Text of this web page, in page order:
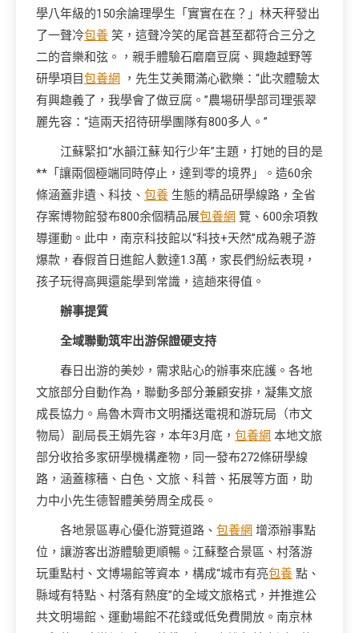
學八年級的150余論理學生「實實在在？」林天秤發出
了一聲冷包養 笑，這聲冷笑的尾音甚至都符合三分之
二的音樂和弦。，親手體驗石磨磨豆腐、興趣越野等
研學項目包養網
，先生艾美爾滿心歡樂：“此次體驗太
有興趣義了，我學會了做豆腐。”農場研學部司理張翠
麗先容：“這兩天招待研學團隊有800多人。”
江蘇緊扣“水韻江蘇·知行少年”主題，打她的目的是
**「讓兩個極端同時停止，達到零的境界」。造60余
條涵蓋非遺、科技、 包養 生態的精品研學線路，全省
存案博物館發布800余個精品展包養網 覽、600余項教
導運動。此中，南京科技館以“科技+天然”成為親子游
爆款，春假首日進館人數達1.3萬，家長們紛紜表現，
孩子玩得高興還能學到常識，這趟來得值。
辦事提質
全域聯動筑牢出游保證硬支持
春日出游的美妙，需求貼心的辦事來庇護。各地
文旅部分自動作為，聯動多部分兼顧安排，凝集文旅
成長協力。烏魯木齊市文明播送電視和游玩局（市文
物局）副局長王娟先容，本年3月底， 包養網 本地文旅
部分收拾多家研學機構產物，同一發布272條研學線
路，涵蓋稼穡、白色、文旅、科普、拓展等方面，助
力中小先生德智體美勞周全成長。
各地景區專心優化游覽道路、 包養網 增添辦事點
位，讓游客出游體驗更順暢。江蘇整合景區、村落游
玩重點村、文博場館等資本，構成“城市有亮包養 點、
縣域有特點、村落有熱度”的全域文旅格式，并推進公
共文明場館、運動場館不花錢或低免費開放。南京林